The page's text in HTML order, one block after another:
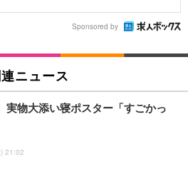
Sponsored by
ニュース
実物大添い寝ポスター「すごかっ
21:02